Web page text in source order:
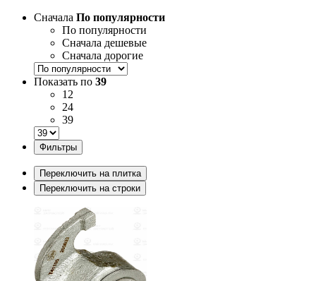
Сначала По популярности
По популярности
Сначала дешевые
Сначала дорогие
Показать по 39
12
24
39
Фильтры
Переключить на плитка
Переключить на строки